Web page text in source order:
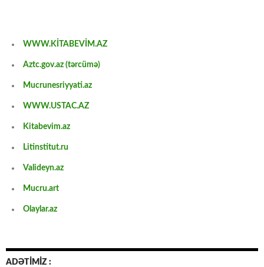
WWW.KİTABEVİM.AZ
Aztc.gov.az (tərcümə)
Mucrunesriyyati.az
WWW.USTAC.AZ
Kitabevim.az
Litinstitut.ru
Valideyn.az
Mucru.art
Olaylar.az
ADƏTİMİZ :